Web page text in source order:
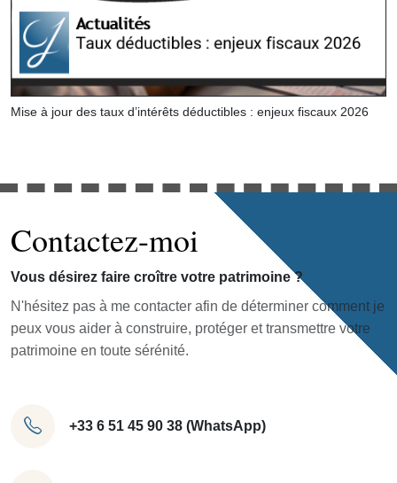
Mise à jour des taux d’intérêts déductibles : enjeux fiscaux 2026
Contactez-moi
Vous désirez faire croître votre patrimoine ?
N'hésitez pas à me contacter afin de déterminer comment je
peux vous aider à construire, protéger et transmettre votre
patrimoine en toute sérénité.
+33 6 51 45 90 38 (WhatsApp)